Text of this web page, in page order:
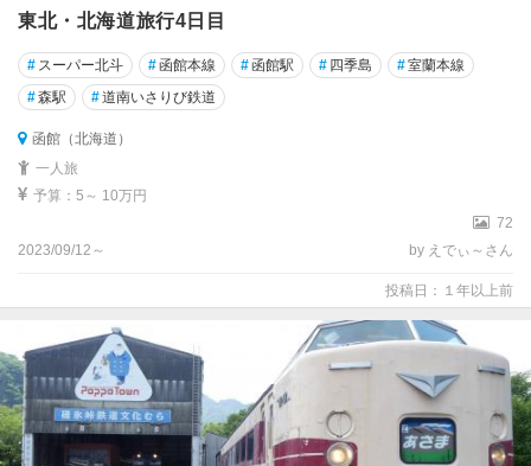
東北・北海道旅行4日目
# スーパー北斗 #函館本線 #函館駅 # 四季島 #室蘭本線
#森駅 #道南いさりび鉄道
函館（北海道）
一人旅
予算：5～ 10万円
72
2023/09/12～
by えでぃ～さん
投稿日：１年以上前